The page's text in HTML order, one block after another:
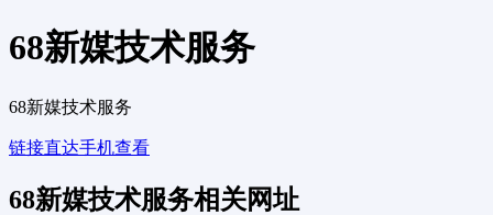
68新媒技术服务
68新媒技术服务
链接直达手机查看
68新媒技术服务相关网址